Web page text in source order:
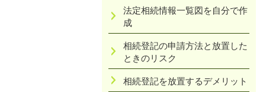
法定相続情報一覧図を自分で作
成
相続登記の申請方法と放置した
ときのリスク
相続登記を放置するデメリット